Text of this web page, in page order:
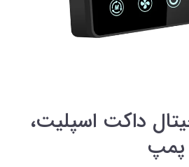
داکت اسپلیت،